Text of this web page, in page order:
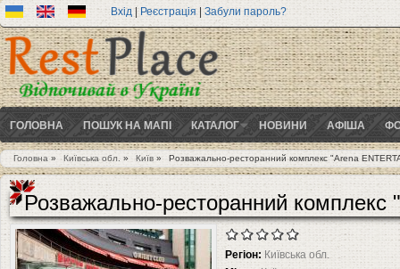
Вхід | Реєстрація|Забули пароль?
ГОЛОВНА ПОШУК НА МАПІ КАТАЛОГ НОВИНИ АФІША
Ви є тут
Головна» Київська обл. » Київ » Розважально-ресторанний комплекс "Аrena
Розважально-ресторанний
Регіон: Київська обл.